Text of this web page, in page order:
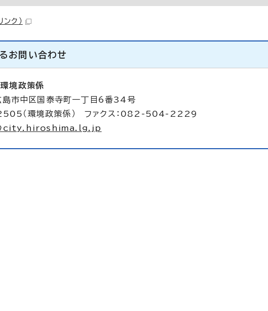
ンク）
お問い合わせ
環境政策係
中区国泰寺町一丁目6番34号
（環境政策係） ファクス：082-504-2229